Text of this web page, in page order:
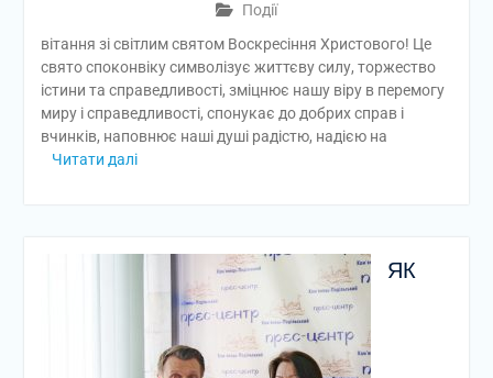
Події
вітання зі світлим святом Воскресіння Христового! Це
свято споконвіку символізує життєву силу, торжество
істини та справедливості, зміцнює нашу віру в перемогу
миру і справедливості, спонукає до добрих справ і
вчинків, наповнює наші душі радістю, надією на
Читати далі
ЯК